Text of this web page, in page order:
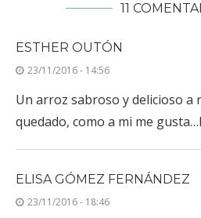
11
ESTHER OUTÓN
23/11/2016 - 14:56
Un arroz sabroso y delicioso a
quedado, como a mi me
ELISA GÓMEZ FERNÁNDEZ
23/11/2016 - 18:46